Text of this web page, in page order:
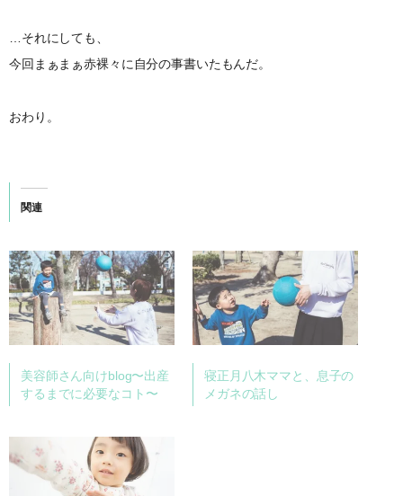
…それにしても、
今回まぁまぁ赤裸々に自分の事書いたもんだ。
おわり。
関連
美容師さん向けblog〜出産
するまでに必要なコト〜
寝正月八木ママと、息子の
メガネの話し